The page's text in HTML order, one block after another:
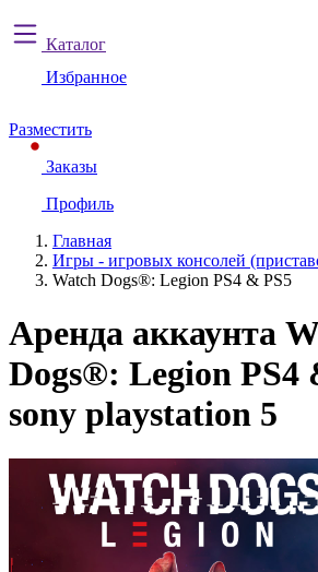
Каталог
Избранное
Разместить
Заказы
Профиль
Главная
Игры - игровых консолей
Watch Dogs®: Legion PS4 & PS5
Аренда аккаунта
Dogs®: Legion PS4
sony playstation 5